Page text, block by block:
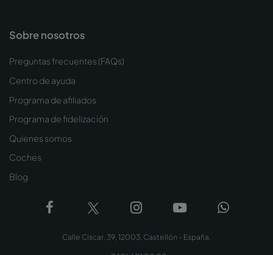
Sobre nosotros
Preguntas frecuentes (FAQs)
Centro de ayuda
Programa de afiliados
Programa de fidelización
Quienes somos
Coches
Blog
Calle Ciscar, 39, 12003, Castellón - España.